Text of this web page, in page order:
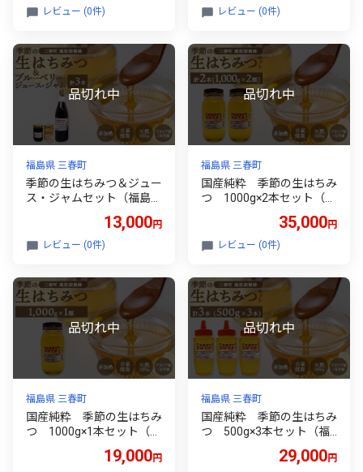
レビュー (0件)
レビュー (0件)
福島県 三春町
季節の生はちみつ＆ジュー
ス・ジャムセット（福島県
13,000円
レビュー (0件)
福島県 三春町
国産純粋 季節の生はちみ
つ 1000g×2本セット（福
35,000円
レビュー (0件)
福島県 三春町
国産純粋 季節の生はちみ
つ 1000g×1本セット（福
19,000円
福島県 三春町
国産純粋 季節の生はちみ
つ 500g×3本セット（福
29,000円